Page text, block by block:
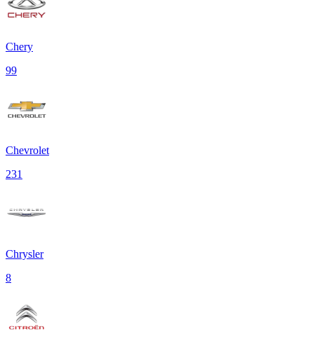
Chery
99
Chevrolet
231
Chrysler
8